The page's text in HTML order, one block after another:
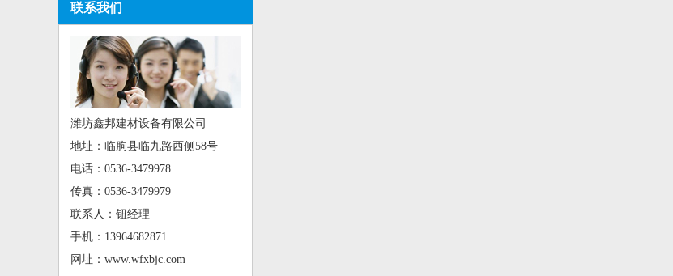
联系我们
潍坊鑫邦建材设备有限公司
地址：临朐县临九路西侧58号
电话：0536-3479978
传真：0536-3479979
联系人：钮经理
手机：13964682871
网址：www.wfxbjc.com